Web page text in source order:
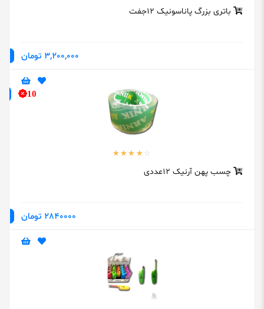
باتری بزرگ پاناسونیک 12جفت
3,200,000 تومان
10
چسب پهن آرنیک ۱۲عددی
2840000 تومان